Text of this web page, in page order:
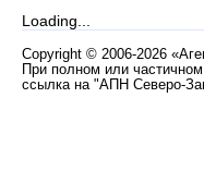
Loading...
Copyright © 2006-2026
При полном или
ссылка на "АПН Северо-